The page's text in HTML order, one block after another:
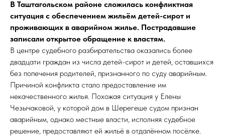
В Таштагольском районе сложилась конфликтная
ситуация с обеспечением жильём детей-сирот и
проживающих в аварийном жилье. Пострадавшие
записали открытое обращение к властям.
В центре судебного разбирательства оказались более
двадцати граждан из числа детей-сирот и детей, оставшихся
без попечения родителей, признанного по суду аварийным.
Причиной конфликта стало предоставление им
некачественного жилья. Похожая ситуация у Елены
Чезычаковой, у которой дом в Шерегеше судом признан
аварийным, однако местные власти, исполняя судебное
решение, предоставляют ей жильё в отдалённом посёлке.